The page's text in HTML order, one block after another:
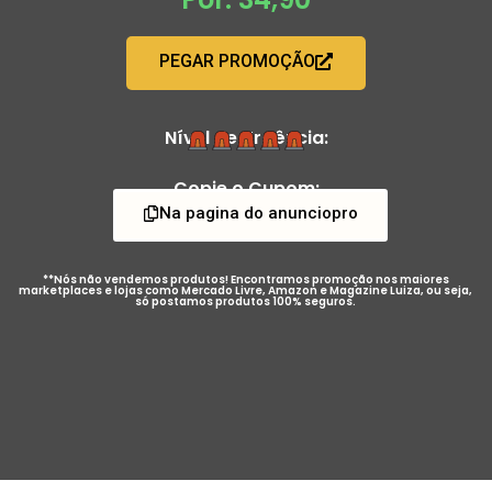
PEGAR PROMOÇÃO
Nível de Urgência:
Copie o Cupom:
Na pagina do anunciopro
**Nós não vendemos produtos! Encontramos promoção nos maiores
marketplaces e lojas como Mercado Livre, Amazon e Magazine Luiza, ou seja,
só postamos produtos 100% seguros.